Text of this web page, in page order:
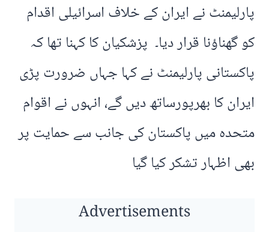
پارلیمنٹ نے ایران کے خلاف اسرائیلی اقدام
کو گھناؤنا قرار دیا۔ پزشکیان کا کہنا تھا کہ
پاکستانی پارلیمنٹ نے کہا جہاں ضرورت پڑی
ایران کا بھرپورساتھ دیں گے، انہوں نے اقوام
متحدہ میں پاکستان کی جانب سے حمایت پر
بھی اظہار تشکر کیا گیا
Advertisements